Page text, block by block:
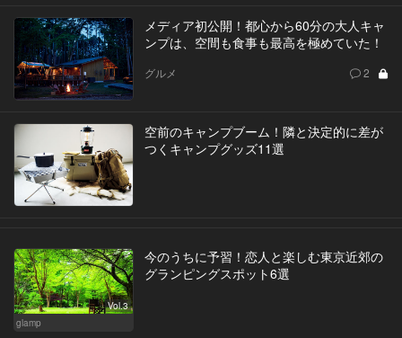
メディア初公開！都心から60分の大人キャ
ンプは、空間も食事も最高を極めていた！
グルメ 2
空前のキャンプブーム！隣と決定的に差が
つくキャンプグッズ11選
Vol.3
glamp
今のうちに予習！恋人と楽しむ東京近郊の
グランピングスポット6選